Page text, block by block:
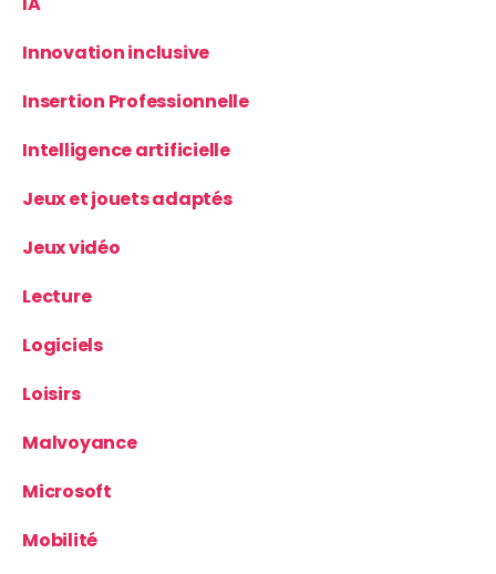
Innovation inclusive
Insertion Professionnelle
Intelligence artificielle
Jeux et jouets adaptés
Jeux vidéo
Lecture
Logiciels
Loisirs
Malvoyance
Microsoft
Mobilité